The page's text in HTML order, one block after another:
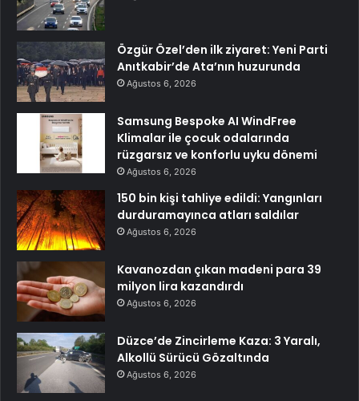
Özgür Özel’den ilk ziyaret: Yeni Parti
Anıtkabir’de Ata’nın huzurunda
Ağustos 6, 2026
Samsung Bespoke AI WindFree
Klimalar ile çocuk odalarında
rüzgarsız ve konforlu uyku dönemi
Ağustos 6, 2026
150 bin kişi tahliye edildi: Yangınları
durduramayınca atları saldılar
Ağustos 6, 2026
Kavanozdan çıkan madeni para 39
milyon lira kazandırdı
Ağustos 6, 2026
Düzce’de Zincirleme Kaza: 3 Yaralı,
Alkollü Sürücü Gözaltında
Ağustos 6, 2026